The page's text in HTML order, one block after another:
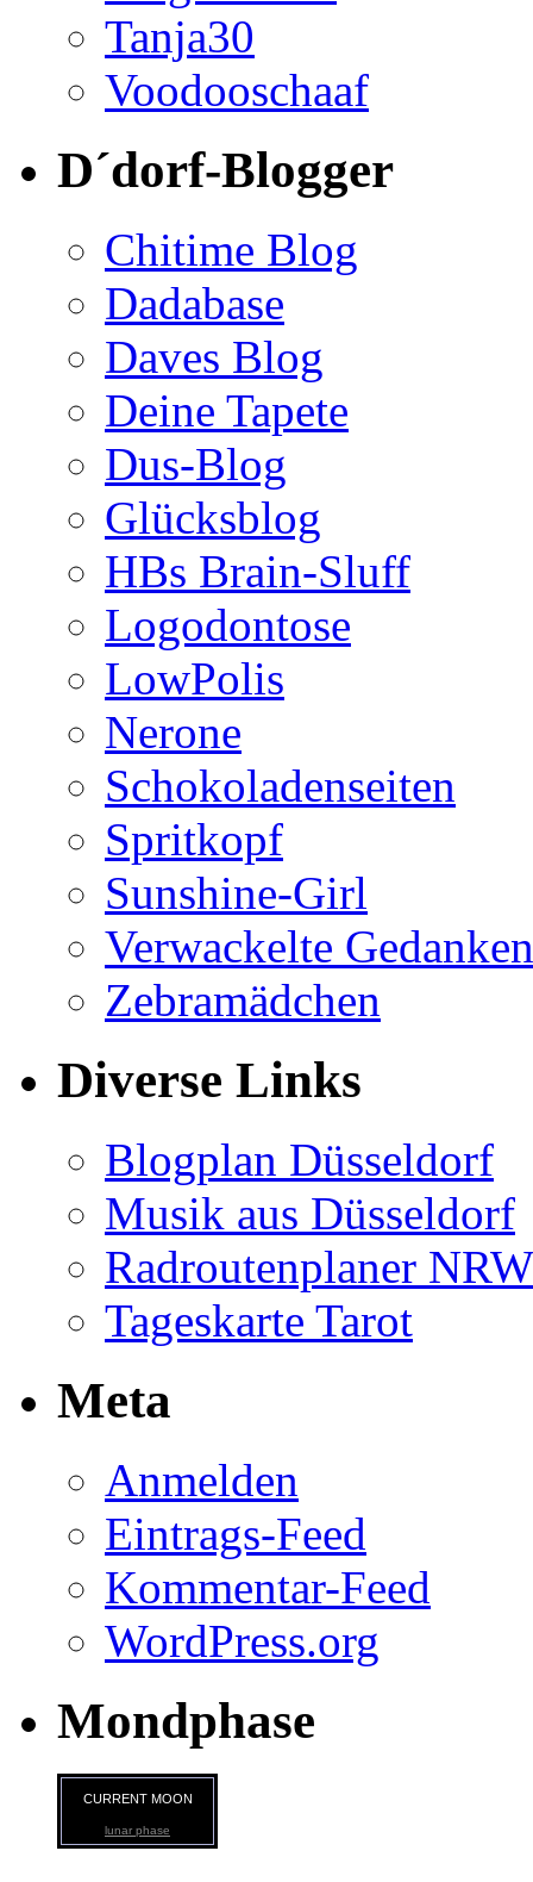
Tanja30
Voodooschaaf
D´dorf-Blogger
Chitime Blog
Dadabase
Daves Blog
Deine Tapete
Dus-Blog
Glücksblog
HBs Brain-Sluff
Logodontose
LowPolis
Nerone
Schokoladenseiten
Spritkopf
Sunshine-Girl
Verwackelte Gedanken
Zebramädchen
Diverse Links
Blogplan Düsseldorf
Musik aus Düsseldorf
Radroutenplaner NRW
Tageskarte Tarot
Meta
Anmelden
Eintrags-Feed
Kommentar-Feed
WordPress.org
Mondphase
CURRENT MOON
lunar phase